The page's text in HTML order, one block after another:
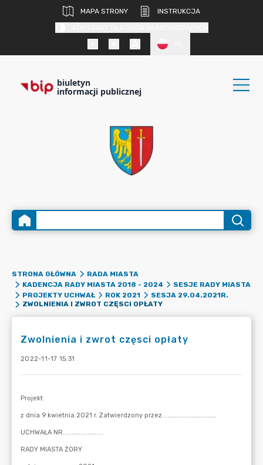
MAPA STRONY
INSTRUKCJA
biuletyn
informacji publicznej
STRONA GŁÓWNA
RADA MIASTA
KADENCJA RADY MIASTA 2018 - 2024
SESJE RADY MIASTA
PROJEKTY UCHWAŁ
ROK 2021
SESJA 29.04.2021R.
ZWOLNIENIA I ZWROT CZĘSCI OPŁATY
Zwolnienia i zwrot częsci opłaty
2022-11-17 15:31